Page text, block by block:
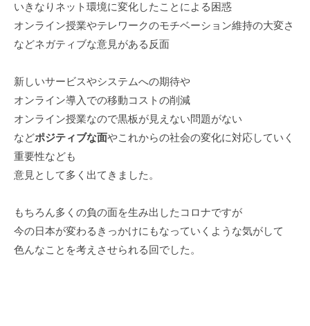
いきなりネット環境に変化したことによる困惑
オンライン授業やテレワークのモチベーション維持の大変さ
などネガティブな意見がある反面
新しいサービスやシステムへの期待や
オンライン導入での移動コストの削減
オンライン授業なので黒板が見えない問題がない
などポジティブな面やこれからの社会の変化に対応していく
重要性なども
意見として多く出てきました。
もちろん多くの負の面を生み出したコロナですが
今の日本が変わるきっかけにもなっていくような気がして
色んなことを考えさせられる回でした。